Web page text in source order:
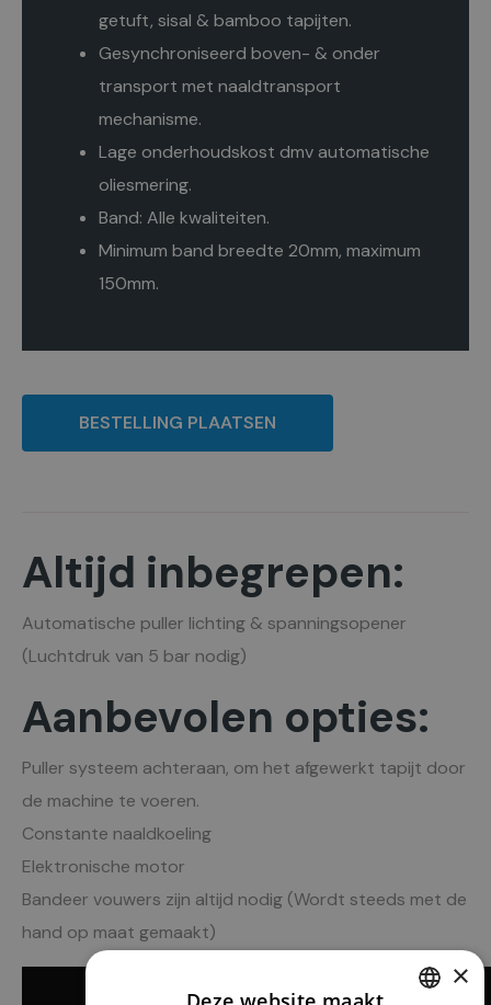
getuft, sisal & bamboo tapijten.
Gesynchroniseerd boven- & onder
transport met naaldtransport
mechanisme.
Lage onderhoudskost dmv automatische
oliesmering.
Band: Alle kwaliteiten.
Minimum band breedte 20mm, maximum
150mm.
BESTELLING PLAATSEN
Altijd inbegrepen:
Automatische puller lichting & spanningsopener
(Luchtdruk van 5 bar nodig)
Aanbevolen opties:
Puller systeem achteraan, om het afgewerkt tapijt door
de machine te voeren.
Constante naaldkoeling
Elektronische motor
Bandeer vouwers zijn altijd nodig (Wordt steeds met de
hand op maat gemaakt)
×